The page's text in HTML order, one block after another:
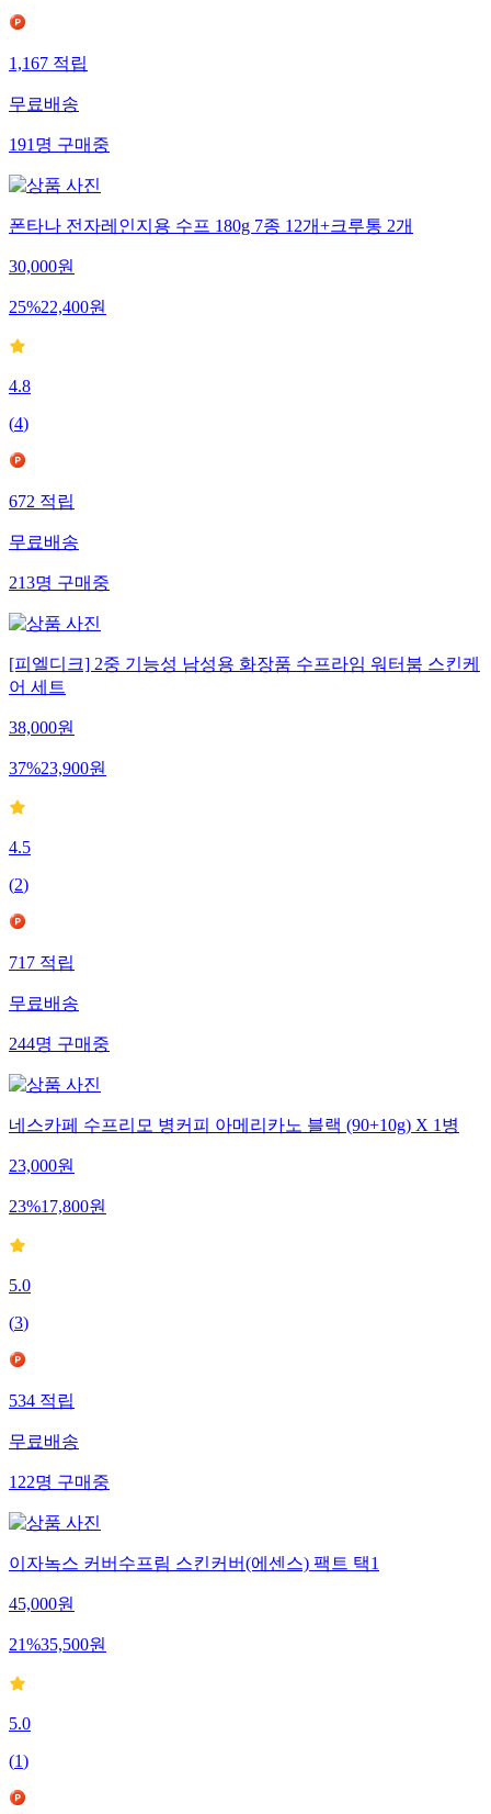
1,167적립
무료배송
191명구매중
폰타나 전자레인지용 수프 180g 7종 12개+크루통 2개
30,000원
25%22,400원
4.8
(4)
672적립
무료배송
213명구매중
[피엘디크] 2중 기능성 남성용 화장품 수프라임 워터붐 스킨케
어 세트
38,000원
37%23,900원
4.5
(2)
717적립
무료배송
244명구매중
네스카페 수프리모 병커피 아메리카노 블랙 (90+10g) X 1병
23,000원
23%17,800원
5.0
(3)
534적립
무료배송
122명구매중
이자녹스 커버수프림 스킨커버(에센스) 팩트 택1
45,000원
21%35,500원
5.0
(1)